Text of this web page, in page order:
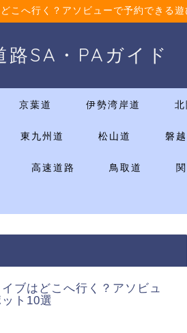
こへ行く？アソビューで予約できる
路SA・PAガイド
京葉道 伊勢湾岸道 北
東九州道 松山道 磐
高速道路 鳥取道
ブはどこへ行く？アソビュ
ト10選